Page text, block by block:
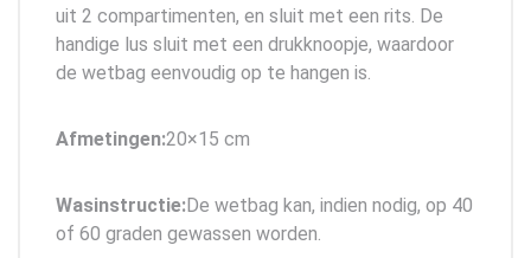
uit 2 compartimenten, en sluit met een rits. De
handige lus sluit met een drukknoopje, waardoor
de wetbag eenvoudig op te hangen is.
Afmetingen:20×15 cm
Wasinstructie:De wetbag kan, indien nodig, op 40
of 60 graden gewassen worden.